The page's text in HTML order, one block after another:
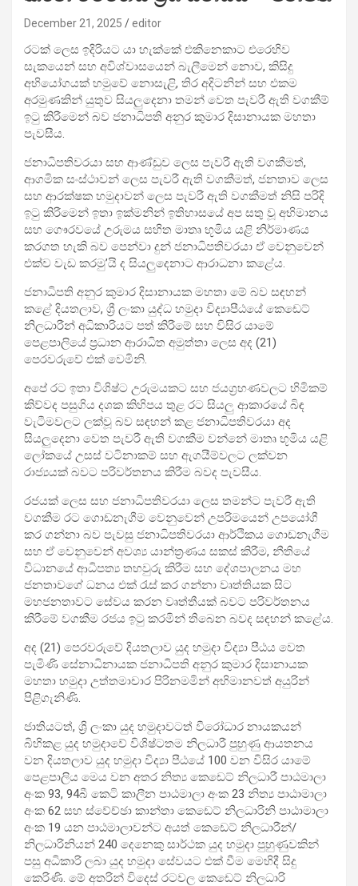
December 21, 2025 editor
රටක් ලෙස ඉදිරියට යා හැක්කේ එකිනෙකාට එරෙහිව
සැකයෙන් සහ අවිශ්වාසයෙන් බැලීමෙන් නොව, කිසිදු
අභියෝගයක් හමුවේ නොසැළි, තිර අදිටනින් සහ එකම
අරමුණකින් යුතුව සියලුදෙනා තමන් වෙත පැවරී ඇති වගකීම්
ඉටු කිරීමෙන් බව ජනාධිපති අනුර කුමාර දිසානායක මහතා
පැවසීය.
ජනාධිපතිවරයා සහ ආණ්ඩුව ලෙස පැවරී ඇති වගකීමත්,
ආගමික සංස්ථාවන් ලෙස පැවරී ඇති වගකීමත්, ජනතාව ලෙස
සහ ආරක්ෂක හමුදාවන් ලෙස පැවරී ඇති වගකීමත් නිසි පරිදි
ඉටු කිරීමෙන් ඉතා ඉක්මනින් ඉතිහාසයේ අප සතු වූ අභිමානය
සහ ගෞරවයේ උරුමය සහිත මාතෘ භූමිය යළි නිර්මාණය
කරගත හැකි බව පෙන්වා දුන් ජනාධිපතිවරයා ඒ වෙනුවෙන්
එක්ව වැඩ කරමු’යි ද සියලුදෙනාට ආරාධනා කළේය.
ජනාධිපති අනුර කුමාර දිසානායක මහතා මේ බව සඳහන්
කළේ දියතලාව, ශ්‍රී ලංකා යුද්ධ හමුදා විද්‍යාපීඨයේ කෙඩෙට්
නිලධාරීන් අධිකාරියට පත් කිරීමේ සහ විසිර යාමේ
පෙළපාලියේ ප්‍රධාන ආරාධිත අමුත්තා ලෙස අද (21)
පෙරවරුවේ එක් වෙමිනි.
අපේ රට ඉතා විශිෂ්ට උරුමයකට සහ ජයග්‍රහණවලට හිමිකම්
කිව්වද පසුගිය දශක කිහිපය තුළ රට සියලු ආකාරයේ බිඳ
වැටීමවලට ලක්වූ බව සඳහන් කළ ජනාධිපතිවරයා අද
සියලුදෙනා වෙත පැවරී ඇති වගකීම වන්නේ මාතෘ භූමිය යළි
ලෝකයේ උසස් වටිනාකම් සහ ඇගයීම්වලට ලක්වන
රාජ්‍යයක් බවට පරිවර්තනය කිරීම බවද පැවසීය.
රජයක් ලෙස සහ ජනාධිපතිවරයා ලෙස තමන්ට පැවරී ඇති
වගකීම රට ගොඩනැගීම වෙනුවෙන් උපරිමයෙන් උපයෝගී
කර ගන්නා බව පැවසු ජනාධිපතිවරයා ආර්ථිකය ගොඩනැගීම
සහ ඒ වෙනුවෙන් අවශ්‍ය යාන්ත්‍රණය සකස් කිරීම, නීතියේ
විධානයේ ආධිපත්‍ය තහවුරු කිරීම සහ දේශපාලනය මහ
ජනතාවගේ ධනය එක් රැස් කර ගන්නා වෘත්තියක සිට
මහජනතාවට සේවය කරන වෘත්තීයක් බවට පරිවර්තනය
කිරීමේ වගකීම රජය ඉටු කරමින් තිබෙන බවද සඳහන් කළේය.
අද (21) පෙරවරුවේ දියතලාව යුද හමුදා විද්‍යා පීඨය වෙත
පැමිණි සේනාධිනායක ජනාධිපති අනුර කුමාර දිසානායක
මහතා හමුදා උත්තමාචාර පිරිනමමින් අභිමානවත් අයුරින්
පිළිගැනිණි.
ජාතියටත්, ශ්‍රි ලංකා යුද හමුදාවටත් වීරෝධාර නායකයන්
බිහිකළ යුද හමුදාවේ විශිෂ්ටතම නිලධාරී පුහුණු ආයතනය
වන දියතලාව යුද හමුදා විද්‍යා පීඨයේ 100 වන විසිර යාමේ
පෙළපාලිය මෙය වන අතර නිත්‍ය කෙඩෙට් නිලධාරී පාඨමාලා
අංක 93, 94බී කෙටි කාලීන පාඨමාලා අංක 23 නිත්‍ය පාඨාමාලා
අංක 62 සහ ස්වේච්ඡා කාන්තා කෙඩෙට් නිලධාරිනි පාඨාමාලා
අංක 19 යන පාඨමාලාවන්ට අයත් කෙඩෙට් නිලධාරීන්/
නිලධාරිනියන් 240 දෙනෙකු සාර්ථක යුද හමුදා පුහුණුවකින්
පසු අධිකාරි ලබා යුද හමුදා සේවයට එක් වීම මෙහිදී සිදු
කෙරිණි. මේ අතරින් විදෙස් රටවල කෙඩෙට් නිලධාරි